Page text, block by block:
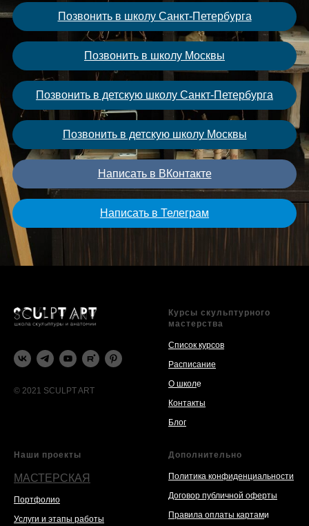
Позвонить в школу Санкт-Петербурга
Позвонить в школу Москвы
Позвонить в детскую школу Санкт-Петербурга
Позвонить в детскую школу Москвы
Написать в ВКонтакте
Написать в Телеграм
© 2021 SCULPT ART
Курсы скульптурного
мастерства
Список курсов
Расписание
О школе
Контакты
Блог
Наши проекты
МАСТЕРСКАЯ
Портфолио
Услуги и этапы работы
Дополнительно
Политика конфиденциальности
Договор публичной оферты
Правила оплаты картами